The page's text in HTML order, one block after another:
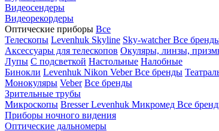
Видеосендеры
Видеорекордеры
Оптические приборы Все
Телескопы Levenhuk Skyline Sky-watcherВсе
Аксессуары для телескопов Окуляры, линзы,
Лупы С подсветкой Настольные Налобные
Бинокли Levenhuk Nikon VeberВсе бренды
Монокуляры Veber Все бренды
Зрительные трубы
Микроскопы BresserLevenhuk Микромед Все
Приборы ночного видения
Оптические дальномеры